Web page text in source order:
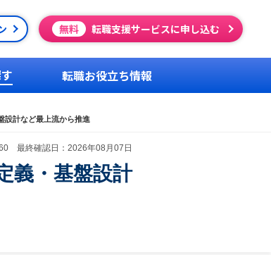
無料 転職支援サービスに申し込む
転職お役立ち情報
設計など最上流から推進
最終確認日：2026年08月07日
義・基盤設計